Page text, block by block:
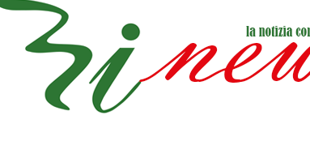
è la nuova agente della Polizia Municipale
Domenico Amato, aveva 85 anni AVELLA
Antoniano Bruscianese: al via il conto alla rovescia per la 151ª Festa